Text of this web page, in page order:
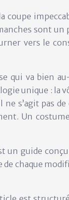
coupe
sont
vers le
qui va bien
unique :
s’agit pas
. Un
un guide
chaque